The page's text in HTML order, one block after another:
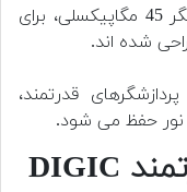
با حسگر 45 مگاپیکسلی، برای
شده اند.
قدرتمند،
حفظ می شود.